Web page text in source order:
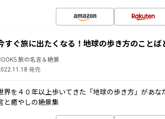
すぐ旅に出たくなる！地球の歩き方のことば
旅の名言＆絶景
発売
界を４０年以上歩いてきた「地球の歩き方」があ
と癒やしの絶景集